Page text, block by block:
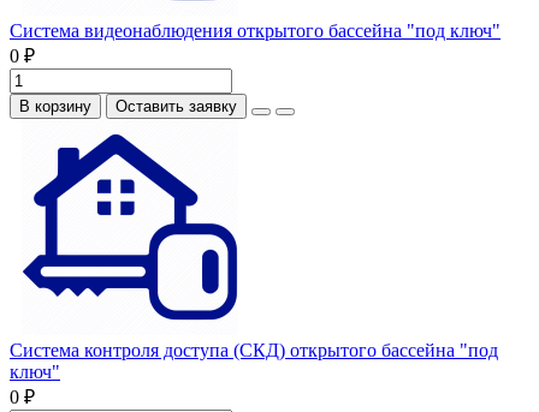
Система видеонаблюдения открытого бассейна "под ключ"
0 ₽
В корзину Оставить заявку
Система контроля доступа (СКД) открытого бассейна "под
ключ"
0 ₽